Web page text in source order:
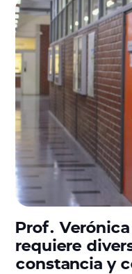
Prof.
requiere
constancia y